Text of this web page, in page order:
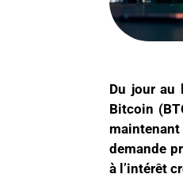
Du jour au
Bitcoin
demande
à l’intérêt